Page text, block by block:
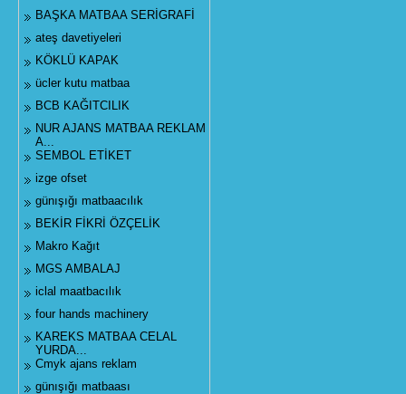
BAŞKA MATBAA SERİGRAFİ
ateş davetiyeleri
KÖKLÜ KAPAK
ücler kutu matbaa
BCB KAĞITCILIK
NUR AJANS MATBAA REKLAM
A...
SEMBOL ETİKET
izge ofset
günışığı matbaacılık
BEKİR FİKRİ ÖZÇELİK
Makro Kağıt
MGS AMBALAJ
iclal maatbacılık
four hands machinery
KAREKS MATBAA CELAL
YURDA...
Cmyk ajans reklam
günışığı matbaası